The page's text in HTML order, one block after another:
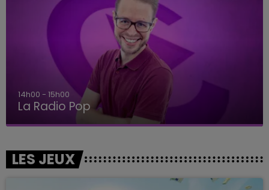
14h00 - 15h00
La Radio Pop
LES JEUX